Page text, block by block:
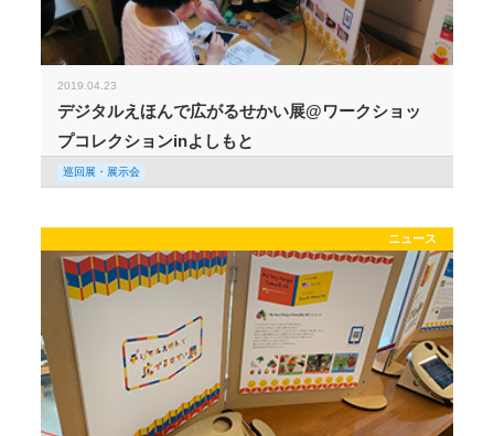
2019.04.23
デジタルえほんで広がるせかい展@ワークショッ
プコレクションinよしもと
巡回展・展示会
ニュース